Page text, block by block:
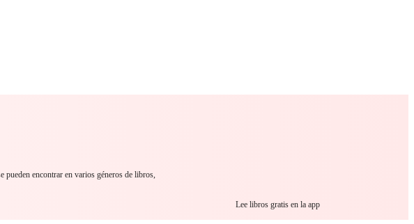
pueden encontrar en varios géneros de libros,
Lee libros gratis en la app